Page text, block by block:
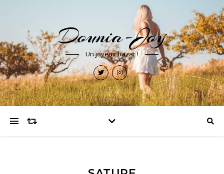
Dounia-Joy
Un joyeux bazar !